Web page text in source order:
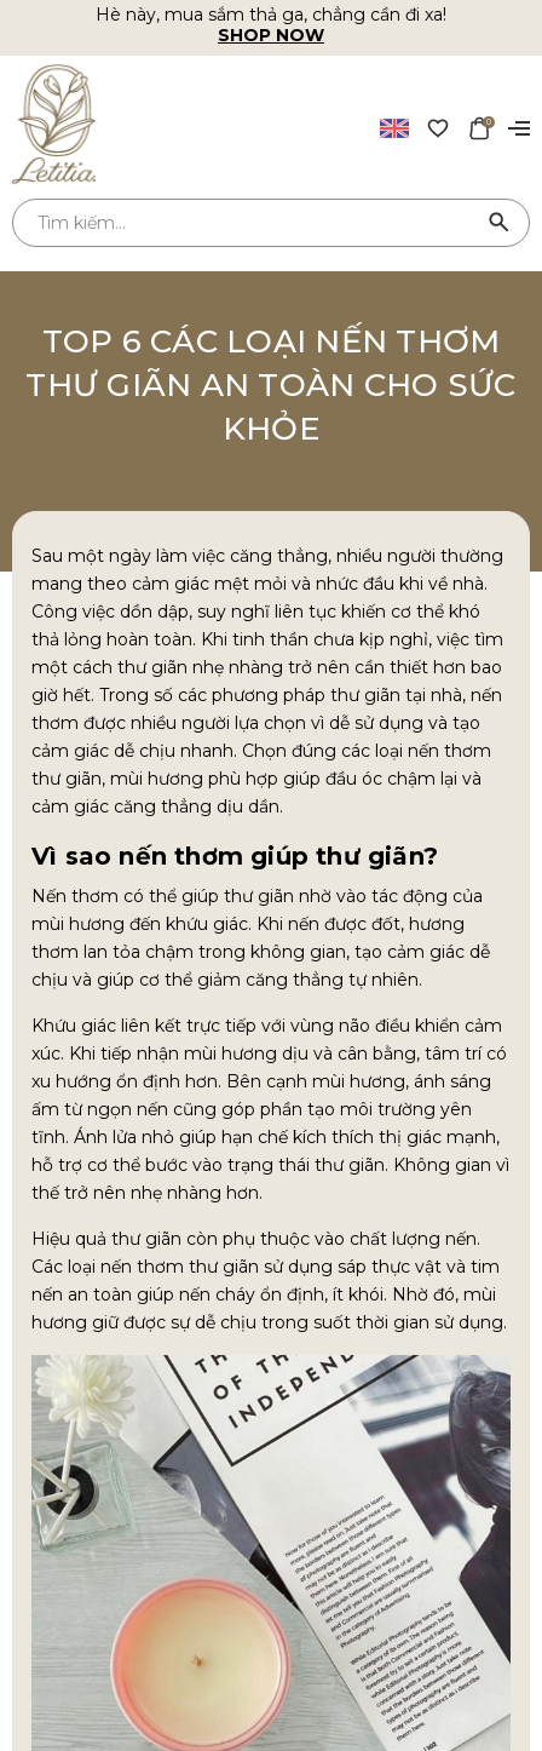
Hè này, mua sắm thả ga, chẳng cần đi xa!
SHOP NOW
0
TOP 6 CÁC LOẠI NẾN THƠM
THƯ GIÃN AN TOÀN CHO SỨC
KHỎE
Sau một ngày làm việc căng thẳng, nhiều người thường
mang theo cảm giác mệt mỏi và nhức đầu khi về nhà.
Công việc dồn dập, suy nghĩ liên tục khiến cơ thể khó
thả lỏng hoàn toàn. Khi tinh thần chưa kịp nghỉ, việc tìm
một cách thư giãn nhẹ nhàng trở nên cần thiết hơn bao
giờ hết. Trong số các phương pháp thư giãn tại nhà, nến
thơm được nhiều người lựa chọn vì dễ sử dụng và tạo
cảm giác dễ chịu nhanh. Chọn đúng các loại nến thơm
thư giãn, mùi hương phù hợp giúp đầu óc chậm lại và
cảm giác căng thẳng dịu dần.
Vì sao nến thơm giúp thư giãn?
Nến thơm có thể giúp thư giãn nhờ vào tác động của
mùi hương đến khứu giác. Khi nến được đốt, hương
thơm lan tỏa chậm trong không gian, tạo cảm giác dễ
chịu và giúp cơ thể giảm căng thẳng tự nhiên.
Khứu giác liên kết trực tiếp với vùng não điều khiển cảm
xúc. Khi tiếp nhận mùi hương dịu và cân bằng, tâm trí có
xu hướng ổn định hơn. Bên cạnh mùi hương, ánh sáng
ấm từ ngọn nến cũng góp phần tạo môi trường yên
tĩnh. Ánh lửa nhỏ giúp hạn chế kích thích thị giác mạnh,
hỗ trợ cơ thể bước vào trạng thái thư giãn. Không gian vì
thế trở nên nhẹ nhàng hơn.
Hiệu quả thư giãn còn phụ thuộc vào chất lượng nến.
Các loại nến thơm thư giãn sử dụng sáp thực vật và tim
nến an toàn giúp nến cháy ổn định, ít khói. Nhờ đó, mùi
hương giữ được sự dễ chịu trong suốt thời gian sử dụng.